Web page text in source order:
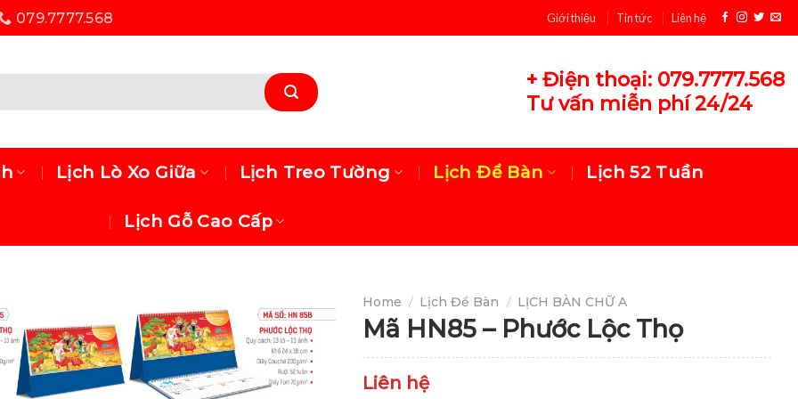
079.7777.568 Giới thiệu Tin tức Liên hệ
+ Điện thoại: 079.7777.568
Tư vấn miễn phí 24/24
Lịch Lò Xo Giữa Lịch Treo Tường Lịch Để Bàn Lịch 52 Tuần
Lịch Gỗ Cao Cấp
Home / Lịch Để Bàn / LỊCH BÀN CHỮ A
Mã HN85 – Phước Lộc Thọ
Liên hệ